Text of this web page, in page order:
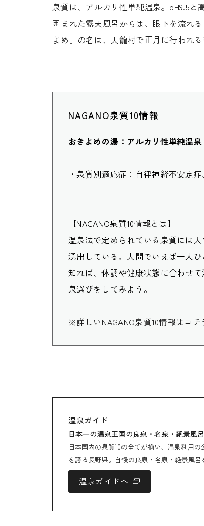
泉質は、アルカリ性単純温泉。pH9.5
囲まれた露天風呂からは、眼下を流れ
よめ」の名は、天龍村で正月に行われ
NAGANO泉質10情報
おきよめの湯：アルカリ性単純温泉
・泉質別適応症：自律神経不安定
【NAGANO泉質10情報とは】
温泉法で定められている泉質には
湧出している。人間でいえば一人
知れば、体調や健康状態に合わせ
泉選びをしてみよう。
※詳しいNAGANO泉質10情報はコチ
温泉ガイド
日本一の温泉王国の良泉・名泉・絶景風
日本国内の泉質10の全てが揃い、温泉利用
を誇る長野県。自慢の良泉・名泉・絶景風呂
温泉ガイドへ